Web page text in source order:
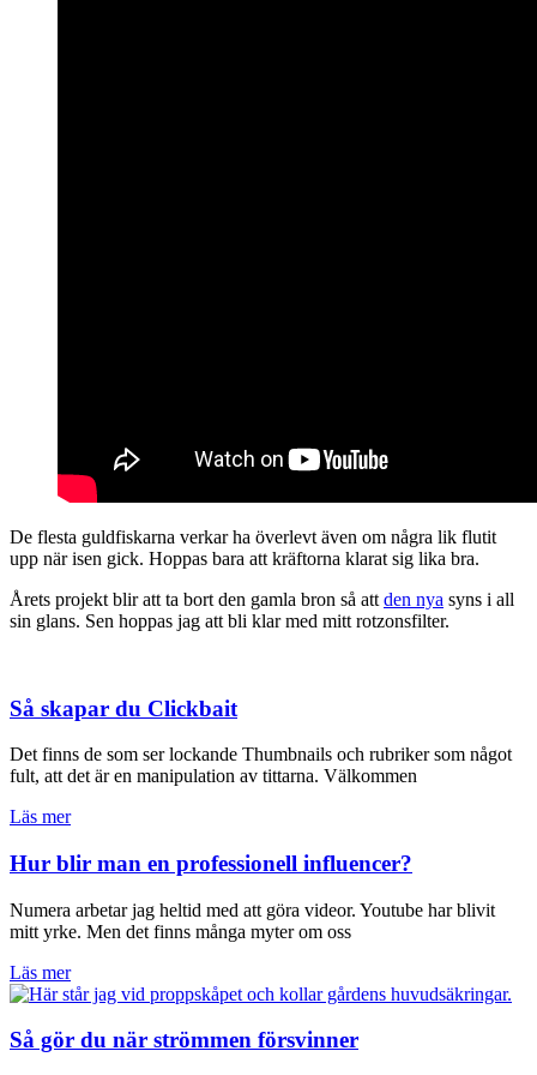
De flesta guldfiskarna verkar ha överlevt även om några lik flutit
upp när isen gick. Hoppas bara att kräftorna klarat sig lika bra.
Årets projekt blir att ta bort den gamla bron så att den nya syns i all
sin glans. Sen hoppas jag att bli klar med mitt rotzonsfilter.
Så skapar du Clickbait
Det finns de som ser lockande Thumbnails och rubriker som något
fult, att det är en manipulation av tittarna. Välkommen
Läs mer
Hur blir man en professionell influencer?
Numera arbetar jag heltid med att göra videor. Youtube har blivit
mitt yrke. Men det finns många myter om oss
Läs mer
Så gör du när strömmen försvinner